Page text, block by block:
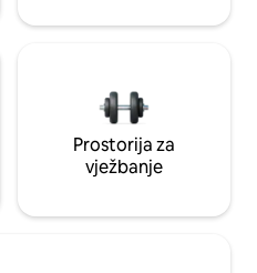
Prostorija za
vježbanje